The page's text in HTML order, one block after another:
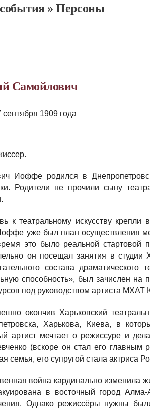
»Персоны
Самойлович
1909 года
Иоффе родился в
Родители не прочили сыну
к театральному искусству
уже был план осуществления
это было реальной стартовой
он посещал занятия в
состава
способность», был зачислен на
под руководством артиста МХАТ
окончив Харьковский
Харькова, Киева, в
артист мечтает о режиссуре и
(вскоре он стал его главным
семья, его супругой стала актриса
война кардинально
в восточный город
Однако режиссёры нужны